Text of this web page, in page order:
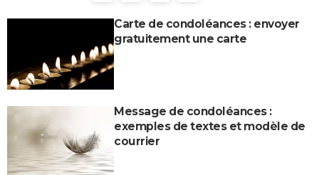
Carte de condoléances : envoyer
gratuitement une carte
Message de condoléances :
exemples de textes et modèle de
courrier